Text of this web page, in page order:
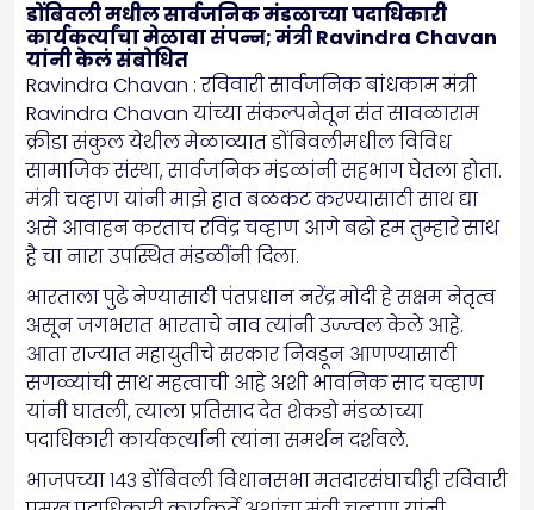
डोंबिवली मधील सार्वजनिक मंडळाच्या पदाधिकारी
कार्यकर्त्यांचा मेळावा संपन्न; मंत्री Ravindra Chavan
यांनी केलं संबोधित
Ravindra Chavan : रविवारी सार्वजनिक बांधकाम मंत्री
Ravindra Chavan यांच्या संकल्पनेतून संत सावळाराम
क्रीडा संकुल येथील मेळाव्यात डोंबिवलीमधील विविध
सामाजिक संस्था, सार्वजनिक मंडळांनी सहभाग घेतला होता.
मंत्री चव्हाण यांनी माझे हात बळकट करण्यासाठी साथ द्या
असे आवाहन करताच रविंद्र चव्हाण आगे बढो हम तुम्हारे साथ
है चा नारा उपस्थित मंडळींनी दिला.
भारताला पुढे नेण्यासाठी पंतप्रधान नरेंद्र मोदी हे सक्षम नेतृत्व
असून जगभरात भारताचे नाव त्यांनी उज्ज्वल केले आहे.
आता राज्यात महायुतीचे सरकार निवडून आणण्यासाठी
सगळ्यांची साथ महत्वाची आहे अशी भावनिक साद चव्हाण
यांनी घातली, त्याला प्रतिसाद देत शेकडो मंडळाच्या
पदाधिकारी कार्यकर्त्यांनी त्यांना समर्थन दर्शवले.
भाजपच्या १४३ डोंबिवली विधानसभा मतदारसंघाचीही रविवारी